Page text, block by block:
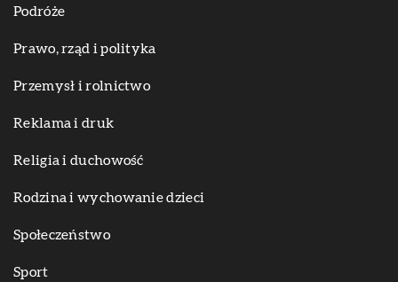
Podróże
Prawo, rząd i polityka
Przemysł i rolnictwo
Reklama i druk
Religia i duchowość
Rodzina i wychowanie dzieci
Społeczeństwo
Sport